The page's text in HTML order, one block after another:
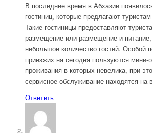
В последнее время в Абхазии
гостиниц, которые предлагают
Такие гостиницы предоставляют
размещение или размещение и
небольшое количество гостей. Особой
приезжих на сегодня пользуются мини-
проживания в которых невелика, при
сервисное обслуживание находятся на
Ответить